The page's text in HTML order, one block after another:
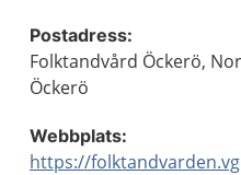
Postadress:
Folktandvård Öckerö,
Öckerö
Webbplats:
https://